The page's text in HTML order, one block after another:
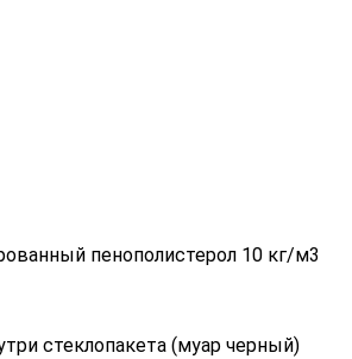
пенополистерол 10 кг/м3
стеклопакета (муар черный)